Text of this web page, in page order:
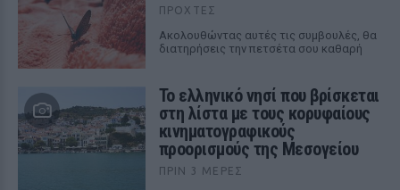
ΠΡΟΧΤΈΣ
Ακολουθώντας αυτές τις συμβουλές, θα
διατηρήσεις την πετσέτα σου καθαρή
Το ελληνικό νησί που βρίσκεται
στη λίστα με τους κορυφαίους
κινηματογραφικούς
προορισμούς της Μεσογείου
ΠΡΙΝ 3 ΜΈΡΕΣ